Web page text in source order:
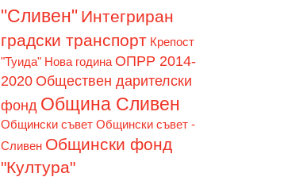
"Сливен" Интегриран
градски транспорт Крепост
"Туида" Нова година ОПРР 2014-
2020 Обществен дарителски
фонд Община Сливен
Общински съвет Общински съвет -
Сливен Общински фонд
"Култура"